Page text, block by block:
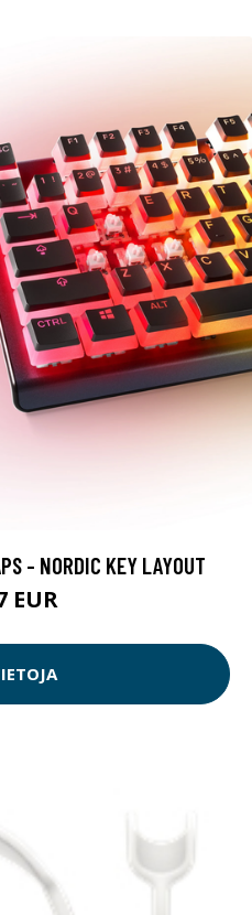
- NORDIC KEY LAYOUT
EUR